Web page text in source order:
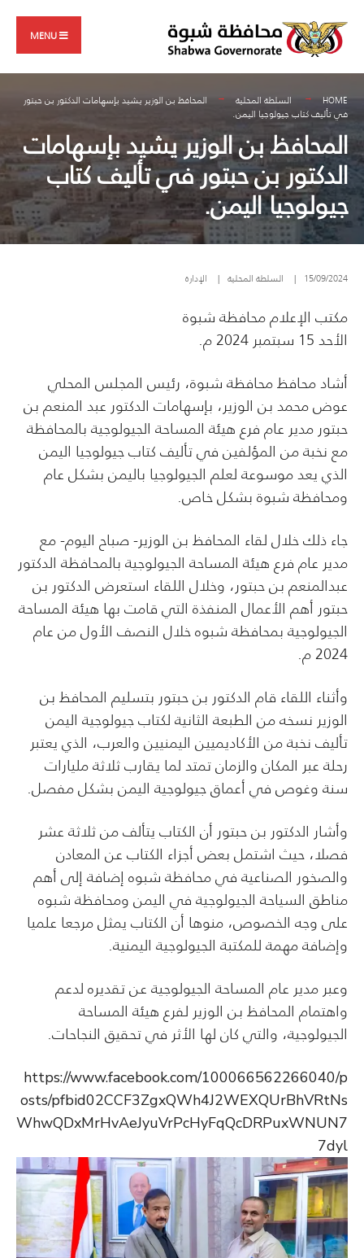
content
MENU
HOME السلطة المحلية
المحافظ بن الوزير يشيد بإسهامات الدكتور بن حبتور
في تأليف كتاب جيولوجيا اليمن.
المحافظ بن الوزير يشيد بإسهامات
الدكتور بن حبتور في تأليف كتاب
جيولوجيا اليمن.
15/09/2024
| السلطة المحلية | الإدارة
مكتب الإعلام محافظة شبوة
الأحد 15 سبتمبر 2024 م.
أشاد محافظ محافظة شبوة، رئيس المجلس المحلي
عوض محمد بن الوزير، بإسهامات الدكتور عبد المنعم بن
حبتور مدير عام فرع هيئة المساحة الجيولوجية بالمحافظة
مع نخبة من المؤلفين في تأليف كتاب جيولوجيا اليمن
الذي يعد موسوعة لعلم الجيولوجيا باليمن بشكل عام
ومحافظة شبوة بشكل خاص.
جاء ذلك خلال لقاء المحافظ بن الوزير- صباح اليوم- مع
مدير عام فرع هيئة المساحة الجيولوجية بالمحافظة الدكتور
عبدالمنعم بن حبتور، وخلال اللقاء استعرض الدكتور بن
حبتور أهم الأعمال المنفذة التي قامت بها هيئة المساحة
الجيولوجية بمحافظة شبوه خلال النصف الأول من عام
2024 م.
وأثناء اللقاء قام الدكتور بن حبتور بتسليم المحافظ بن
الوزير نسخه من الطبعة الثانية لكتاب جيولوجية اليمن
تأليف نخبة من الأكاديميين اليمنيين والعرب، الذي يعتبر
رحلة عبر المكان والزمان تمتد لما يقارب ثلاثة مليارات
سنة وغوص في أعماق جيولوجية اليمن بشكل مفصل.
وأشار الدكتور بن حبتور أن الكتاب يتألف من ثلاثة عشر
فصلا، حيث اشتمل بعض أجزاء الكتاب عن المعادن
والصخور الصناعية في محافظة شبوه إضافة إلى أهم
مناطق السياحة الجيولوجية في اليمن ومحافظة شبوه
على وجه الخصوص، منوها أن الكتاب يمثل مرجعا علميا
وإضافة مهمة للمكتبة الجيولوجية اليمنية.
وعبر مدير عام المساحة الجيولوجية عن تقديره لدعم
واهتمام المحافظ بن الوزير لفرع هيئة المساحة
الجيولوجية، والتي كان لها الأثر في تحقيق النجاحات.
https://www.facebook.com/100066562266040/p
osts/pfbid02CCF3ZgxQWh4J2WEXQUrBhVRtNs
WhwQDxMrHvAeJyuVrPcHyFqQcDRPuxWNUN7
7dyl
for: